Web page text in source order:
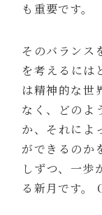
も重要です。
そのバランス
を考えるには
は精神的な世
なく、どのよ
か、それによ
ができるのか
しずつ、一歩
る新月です。